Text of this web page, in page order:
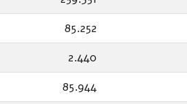
85.252
2.440
85.944